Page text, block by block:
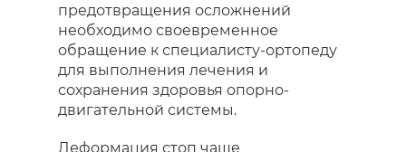
предотвращения осложнений
необходимо своевременное
обращение к специалисту-ортопеду
для выполнения лечения и
сохранения здоровья опорно-
двигательной системы.
Деформация стоп чаще